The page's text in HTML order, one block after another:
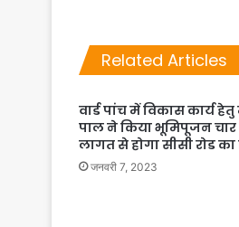
Related Articles
वार्ड पांच में विकास कार्य हेतु
पाल ने किया भूमिपूजन
लागत से होगा सीसी रोड का
जनवरी 7, 2023